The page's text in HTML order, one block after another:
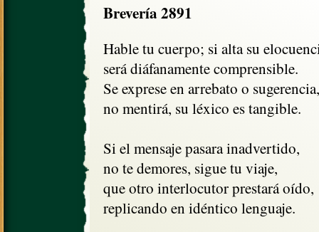
Brevería 2891
Hable tu cuerpo; si alta su
será diáfanamente comprensible.
Se exprese en arrebato o sugerencia,
no mentirá, su léxico es tangible.
Si el mensaje pasara inadvertido,
no te demores, sigue tu viaje,
que otro interlocutor prestará oído,
replicando en idéntico lenguaje.